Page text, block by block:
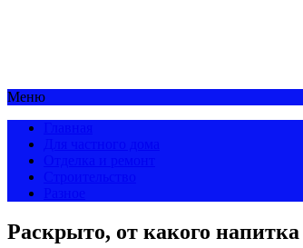
Меню
Раскрыто, от какого